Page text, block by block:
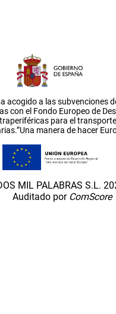
acogido a las subvenciones
con el Fondo Europeo de
para el
manera de hacer
MIL PALABRAS S.L.
Auditado por ComScore